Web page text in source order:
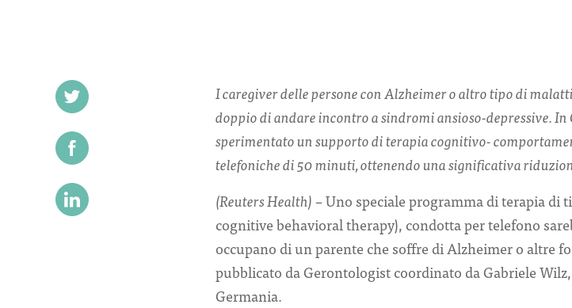
I caregiver delle persone con Alzheimer o altro tipo di
doppio di andare incontro a sindromi ansioso-depressive.
sperimentato un supporto di terapia cognitivo-
telefoniche di 50 minuti, ottenendo una significativa
(Reuters Health)– Uno speciale programma di terapia
cognitive behavioral therapy), condotta per telefono
occupano di un parente che soffre di Alzheimer o altre
pubblicato da Gerontologist coordinato da Gabriele
Germania.